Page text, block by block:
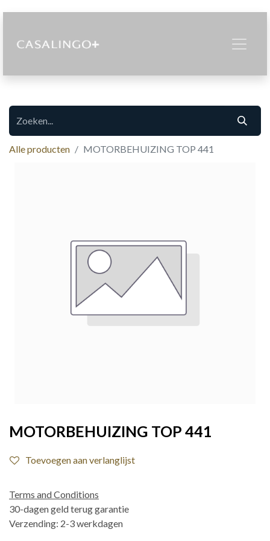
Alle producten MOTORBEHUIZING TOP 441
MOTORBEHUIZING TOP 441
Toevoegen aan verlanglijst
Terms and Conditions
30-dagen geld terug garantie
Verzending: 2-3 werkdagen